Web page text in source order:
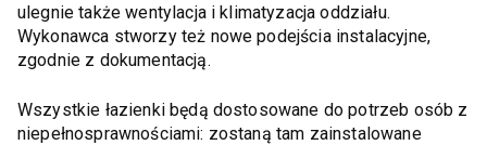
ulegnie także wentylacja i klimatyzacja oddziału.
Wykonawca stworzy też nowe podejścia instalacyjne,
zgodnie z dokumentacją.
Wszystkie łazienki będą dostosowane do potrzeb osób z
niepełnosprawnościami: zostaną tam zainstalowane